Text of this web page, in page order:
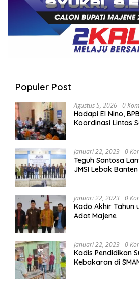
Populer Post
Agustus 5, 2026 0
Hadapi El Nino,
Koordinasi Lintas
Januari 22, 2023 0
Teguh Santosa
JMSI Lebak Banten
Januari 22, 2023 0
Kado Akhir Tahun
Adat Majene
Januari 22, 2023 0
Kadis Pendidikan
Kebakaran di